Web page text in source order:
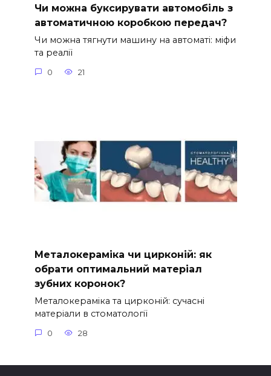
Чи можна буксирувати автомобіль з
автоматичною коробкою передач?
Чи можна тягнути машину на автоматі: міфи
та реалії
0 21
Металокераміка чи цирконій: як
обрати оптимальний матеріал
зубних коронок?
Металокераміка та цирконій: сучасні
матеріали в стоматології
0 28